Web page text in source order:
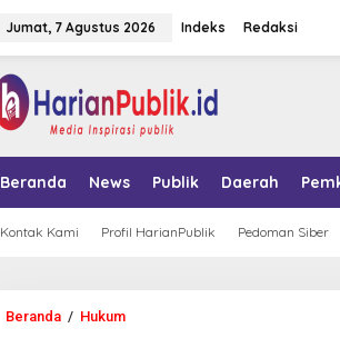
Jumat, 7 Agustus 2026 Indeks Redaksi
Beranda News Publik Daerah
Kontak Kami Profil HarianPublik Pedoman Siber
Beranda / Hukum